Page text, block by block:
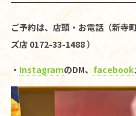
ご予約は、店頭・お電話（新寺
ズ店 0172-33-1488 ）
・ InstagramのDM、 facebook